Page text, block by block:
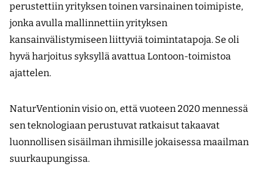
perustettiin yrityksen toinen varsinainen toimipiste,
jonka avulla mallinnettiin yrityksen
kansainvälistymiseen liittyviä toimintatapoja. Se oli
hyvä harjoitus syksyllä avattua Lontoon-toimistoa
ajattelen.
NaturVentionin visio on, että vuoteen 2020 mennessä
sen teknologiaan perustuvat ratkaisut takaavat
luonnollisen sisäilman ihmisille jokaisessa maailman
suurkaupungissa.